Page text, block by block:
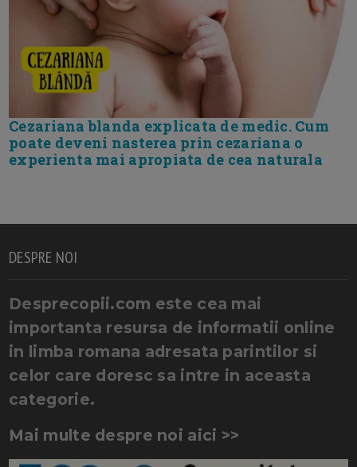
Cezariana blanda explicata de medic. Cum
poate deveni nasterea prin cezariana o
experienta mai apropiata de cea naturala
DESPRE NOI
Desprecopii.com este cea mai
importanta resursa de informatii online
in limba romana adresata parintilor si
celor care doresc sa intre in aceasta
categorie.
Mai multe despre noi aici >>